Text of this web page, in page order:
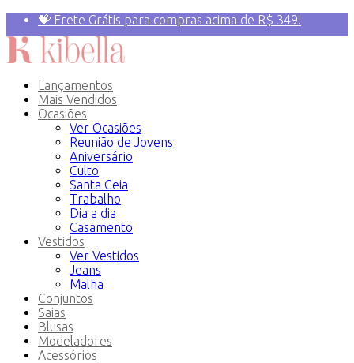
💝 Frete Grátis para compras acima de R$ 349!
Primeira compra? 10% OFF com o Cupom:
PRIMEIRAVEZ
Lançamentos
Mais Vendidos
Ocasiões
Ver Ocasiões
Reunião de Jovens
Aniversário
Culto
Santa Ceia
Trabalho
Dia a dia
Casamento
Vestidos
Ver Vestidos
Jeans
Malha
Conjuntos
Saias
Blusas
Modeladores
Acessórios